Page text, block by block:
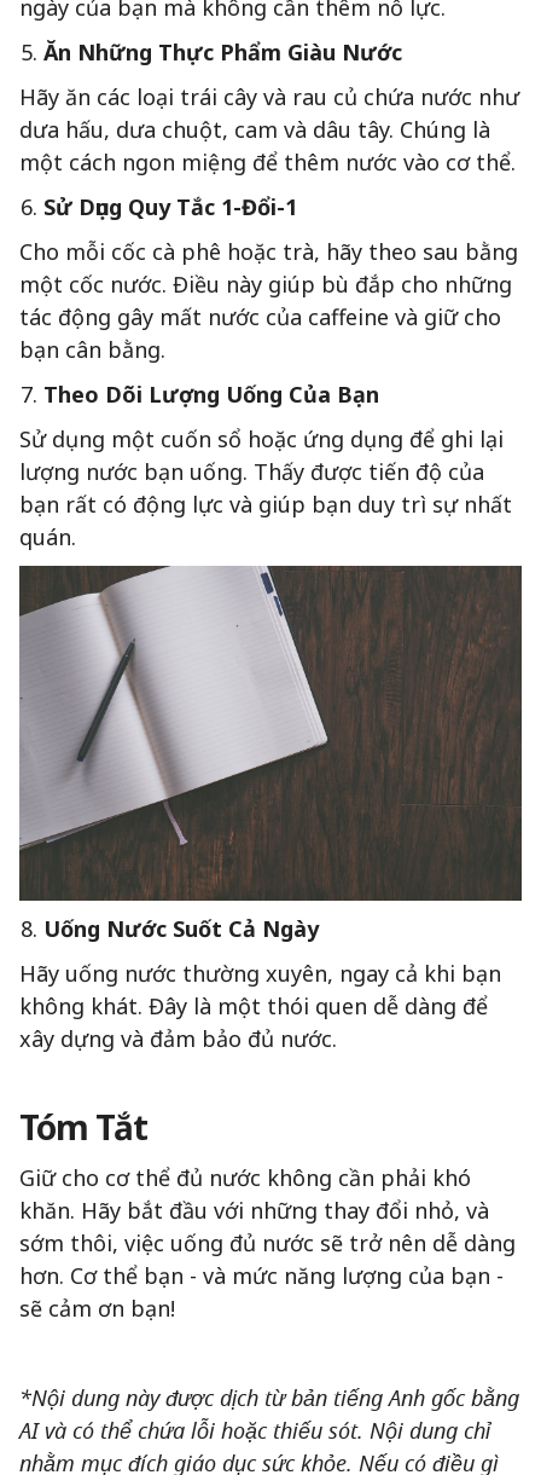
ngày của bạn mà không cần thêm nỗ lực.
Ăn Những Thực Phẩm Giàu Nước
Hãy ăn các loại trái cây và rau củ chứa nước như
dưa hấu, dưa chuột, cam và dâu tây. Chúng là
một cách ngon miệng để thêm nước vào cơ thể.
Sử Dụng Quy Tắc 1-Đổi-1
Cho mỗi cốc cà phê hoặc trà, hãy theo sau bằng
một cốc nước. Điều này giúp bù đắp cho những
tác động gây mất nước của caffeine và giữ cho
bạn cân bằng.
Theo Dõi Lượng Uống Của Bạn
Sử dụng một cuốn sổ hoặc ứng dụng để ghi lại
lượng nước bạn uống. Thấy được tiến độ của
bạn rất có động lực và giúp bạn duy trì sự nhất
quán.
Uống Nước Suốt Cả Ngày
Hãy uống nước thường xuyên, ngay cả khi bạn
không khát. Đây là một thói quen dễ dàng để
xây dựng và đảm bảo đủ nước.
Tóm Tắt
Giữ cho cơ thể đủ nước không cần phải khó
khăn. Hãy bắt đầu với những thay đổi nhỏ, và
sớm thôi, việc uống đủ nước sẽ trở nên dễ dàng
hơn. Cơ thể bạn - và mức năng lượng của bạn -
sẽ cảm ơn bạn!
*Nội dung này được dịch từ bản tiếng Anh gốc bằng
AI và có thể chứa lỗi hoặc thiếu sót. Nội dung chỉ
nhằm mục đích giáo dục sức khỏe. Nếu có điều gì